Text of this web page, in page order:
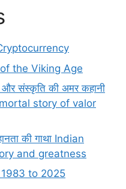
of the Viking Age
और संस्कृति की अमर कहानी
story of valor
की गाथा Indian
and greatness
to 2025